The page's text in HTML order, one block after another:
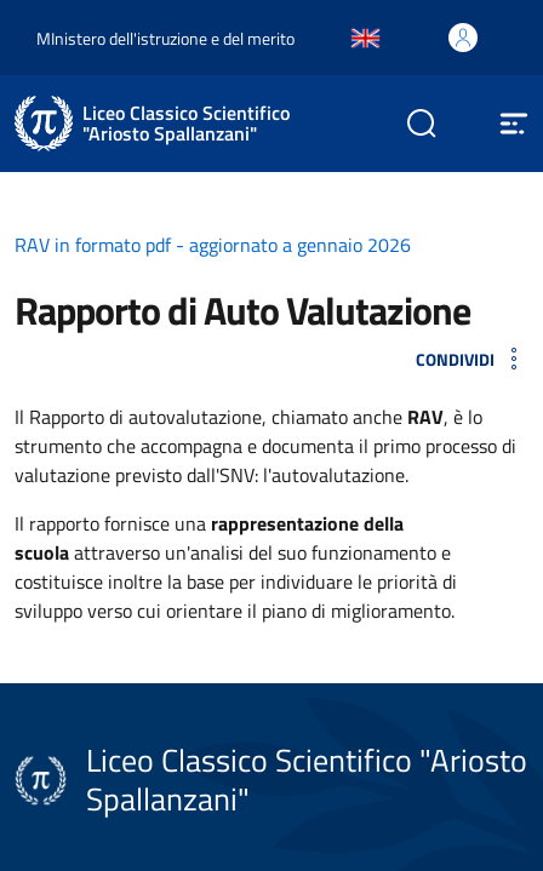
MInistero dell'istruzione e del merito
Liceo Classico Scientifico
"Ariosto Spallanzani"
RAV in formato pdf - aggiornato a gennaio 2026
Rapporto di Auto Valutazione
CONDIVIDI
Il Rapporto di autovalutazione, chiamato anche RAV, è lo
strumento che accompagna e documenta il primo processo di
valutazione previsto dall'SNV: l'autovalutazione.
Il rapporto fornisce una rappresentazione della
scuolaattraverso un'analisi del suo funzionamento e
costituisce inoltre la base per individuare le priorità di
sviluppo verso cui orientare il piano di miglioramento.
Liceo Classico Scientifico "Ariosto
Spallanzani"